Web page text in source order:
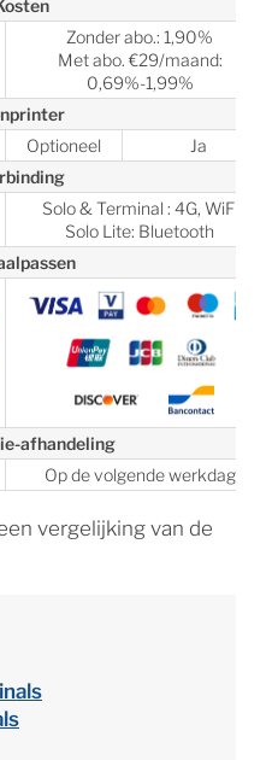
Zonder abo.: 1,90%
Met abo. €29/maand:
0,69%-1,99%
Optioneel
Ja
Solo & Terminal : 4G, WiFi
Solo Lite: Bluetooth
afhandeling
Op de volgende werkdag
vergelijking van de